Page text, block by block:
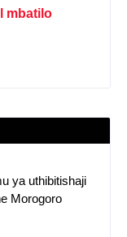
mbatilo
ya uthibitishaji
Morogoro